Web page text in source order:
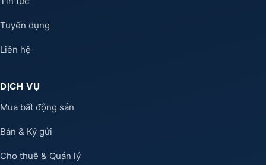
Tuyển dụng
Liên hệ
DỊCH VỤ
Mua bất động sản
Bán & Ký gửi
Cho thuê & Quản lý